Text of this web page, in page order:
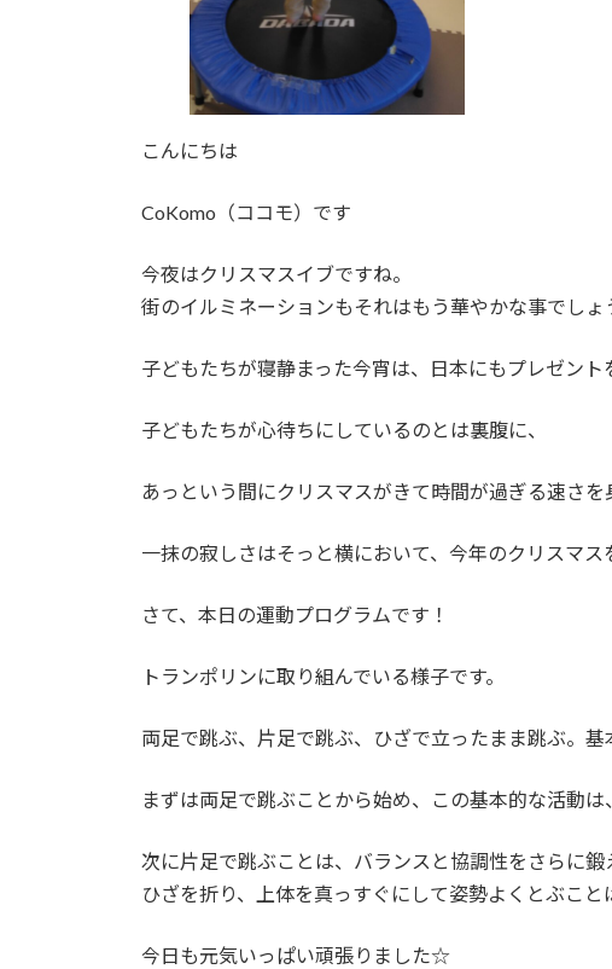
こんにちは
CoKomo（ココモ）です
今夜はクリスマスイブですね。
街のイルミネーションもそれはもう華やかな事でしょ
子どもたちが寝静まった今宵は、日本にもプレゼント
子どもたちが心待ちにしているのとは裏腹に、
あっという間にクリスマスがきて時間が過ぎる速さ
一抹の寂しさはそっと横において、今年のクリスマス
さて、本日の運動プログラムです！
トランポリンに取り組んでいる様子です。
両足で跳ぶ、片足で跳ぶ、ひざで立ったまま跳ぶ。基
まずは両足で跳ぶことから始め、この基本的な活動
次に片足で跳ぶことは、バランスと協調性をさらに鍛
ひざを折り、上体を真っすぐにして姿勢よくとぶこ
今日も元気いっぱい頑張りました☆